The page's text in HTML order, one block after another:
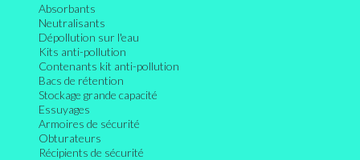
Absorbants
Neutralisants
Dépollution sur l'eau
Kits anti-pollution
Contenants kit anti-pollution
Bacs de rétention
Stockage grande capacité
Essuyages
Armoires de sécurité
Obturateurs
Récipients de sécurité